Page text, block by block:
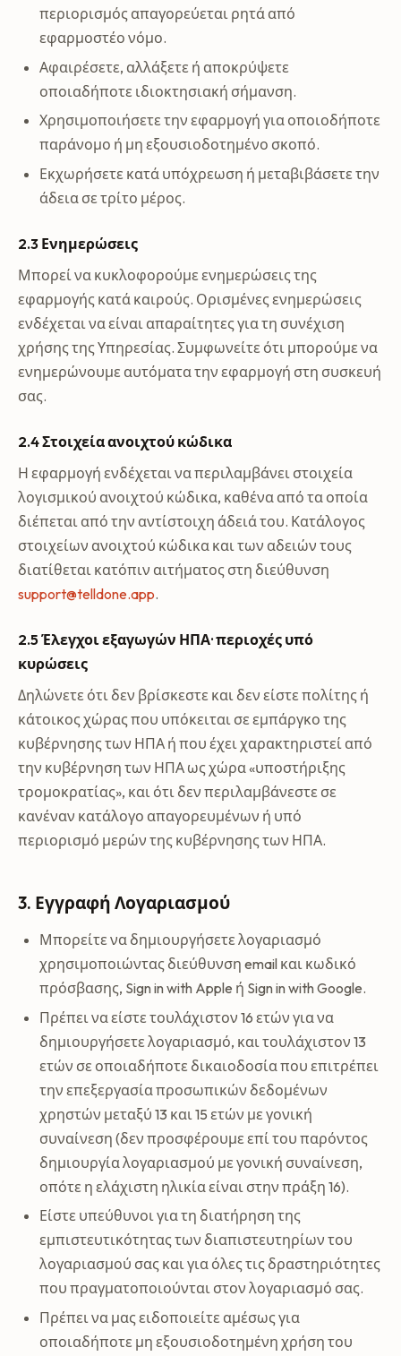
περιορισμός απαγορεύεται ρητά από
εφαρμοστέο νόμο.
Αφαιρέσετε, αλλάξετε ή αποκρύψετε
οποιαδήποτε ιδιοκτησιακή σήμανση.
Χρησιμοποιήσετε την εφαρμογή για οποιοδήποτε
παράνομο ή μη εξουσιοδοτημένο σκοπό.
Εκχωρήσετε κατά υπόχρεωση ή μεταβιβάσετε την
άδεια σε τρίτο μέρος.
2.3 Ενημερώσεις
Μπορεί να κυκλοφορούμε ενημερώσεις της
εφαρμογής κατά καιρούς. Ορισμένες ενημερώσεις
ενδέχεται να είναι απαραίτητες για τη συνέχιση
χρήσης της Υπηρεσίας. Συμφωνείτε ότι μπορούμε να
ενημερώνουμε αυτόματα την εφαρμογή στη συσκευή
σας.
2.4 Στοιχεία ανοιχτού κώδικα
Η εφαρμογή ενδέχεται να περιλαμβάνει στοιχεία
λογισμικού ανοιχτού κώδικα, καθένα από τα οποία
διέπεται από την αντίστοιχη άδειά του. Κατάλογος
στοιχείων ανοιχτού κώδικα και των αδειών τους
διατίθεται κατόπιν αιτήματος στη διεύθυνση
support@telldone.app.
2.5 Έλεγχοι εξαγωγών ΗΠΑ· περιοχές υπό
κυρώσεις
Δηλώνετε ότι δεν βρίσκεστε και δεν είστε πολίτης ή
κάτοικος χώρας που υπόκειται σε εμπάργκο της
κυβέρνησης των ΗΠΑ ή που έχει χαρακτηριστεί από
την κυβέρνηση των ΗΠΑ ως χώρα «υποστήριξης
τρομοκρατίας», και ότι δεν περιλαμβάνεστε σε
κανέναν κατάλογο απαγορευμένων ή υπό
περιορισμό μερών της κυβέρνησης των ΗΠΑ.
3. Εγγραφή Λογαριασμού
Μπορείτε να δημιουργήσετε λογαριασμό
χρησιμοποιώντας διεύθυνση email και κωδικό
πρόσβασης, Sign in with Apple ή Sign in with Google.
Πρέπει να είστε τουλάχιστον 16 ετών για να
δημιουργήσετε λογαριασμό, και τουλάχιστον 13
ετών σε οποιαδήποτε δικαιοδοσία που επιτρέπει
την επεξεργασία προσωπικών δεδομένων
χρηστών μεταξύ 13 και 15 ετών με γονική
συναίνεση (δεν προσφέρουμε επί του παρόντος
δημιουργία λογαριασμού με γονική συναίνεση,
οπότε η ελάχιστη ηλικία είναι στην πράξη 16).
Είστε υπεύθυνοι για τη διατήρηση της
εμπιστευτικότητας των διαπιστευτηρίων του
λογαριασμού σας και για όλες τις δραστηριότητες
που πραγματοποιούνται στον λογαριασμό σας.
Πρέπει να μας ειδοποιείτε αμέσως για
οποιαδήποτε μη εξουσιοδοτημένη χρήση του